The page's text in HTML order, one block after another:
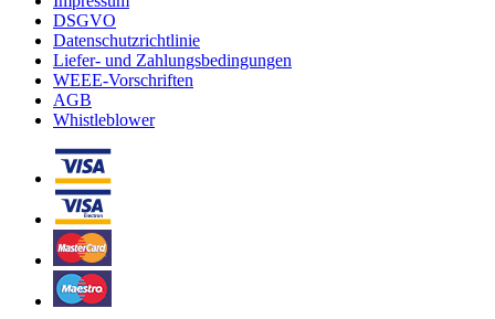
DSGVO
Datenschutzrichtlinie
Liefer- und Zahlungsbedingungen
WEEE-Vorschriften
AGB
Whistleblower